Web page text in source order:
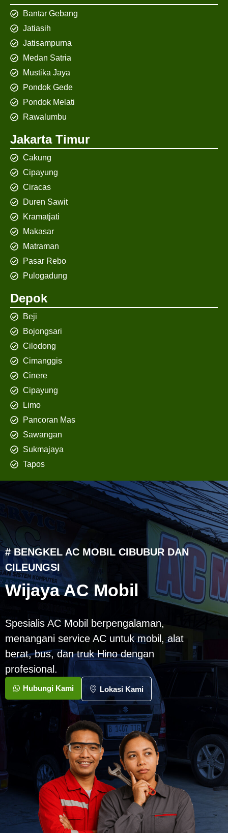
Bantar Gebang
Jatiasih
Jatisampurna
Medan Satria
Mustika Jaya
Pondok Gede
Pondok Melati
Rawalumbu
Jakarta Timur
Cakung
Cipayung
Ciracas
Duren Sawit
Kramatjati
Makasar
Matraman
Pasar Rebo
Pulogadung
Depok
Beji
Bojongsari
Cilodong
Cimanggis
Cinere
Cipayung
Limo
Pancoran Mas
Sawangan
Sukmajaya
Tapos
# BENGKEL AC MOBIL CIBUBUR DAN
CILEUNGSI
Wijaya AC Mobil
Spesialis AC Mobil berpengalaman,
menangani service AC untuk mobil, alat
berat, bus, dan truk Hino dengan
profesional.
Hubungi Kami Lokasi Kami